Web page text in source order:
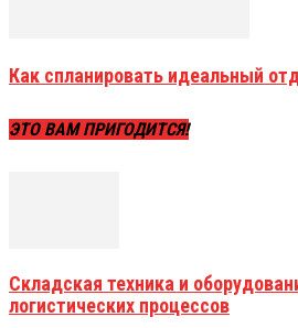
Как спланировать идеальный
ЭТО ВАМ ПРИГОДИТСЯ!
Складская техника и
логистических процессов